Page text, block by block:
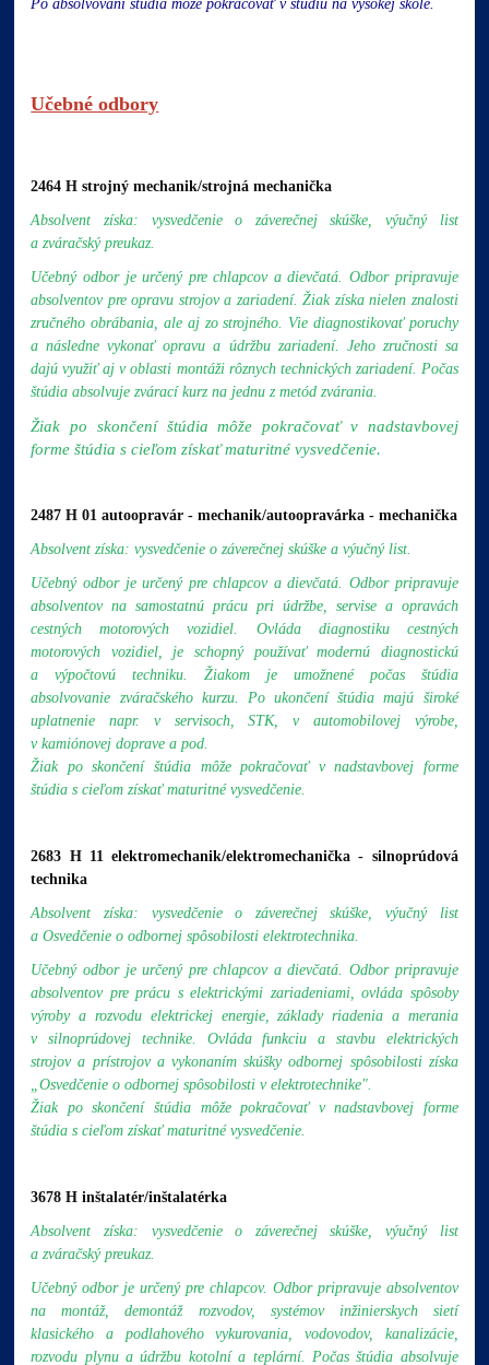
Po absolvovaní štúdia môže pokračovať v štúdiu na vysokej škole.
Učebné odbory
2464 H strojný mechanik/strojná mechanička
Absolvent získa: vysvedčenie o záverečnej skúške, výučný list
a zváračský preukaz.
Učebný odbor je určený pre chlapcov a dievčatá.
Odbor pripravuje
absolventov pre opravu strojov a zariadení. Žiak získa nielen znalosti
zručného obrábania, ale aj zo strojného. Vie diagnostikovať poruchy
a následne vykonať opravu a údržbu zariadení. Jeho zručnosti sa
dajú využiť aj v oblasti montáži rôznych technických zariadení. Počas
štúdia absolvuje zvárací kurz na jednu z metód zvárania.
Žiak po skončení štúdia môže pokračovať v nadstavbovej
forme štúdia s cieľom získať maturitné vysvedčenie.
2487 H 01 autoopravár - mechanik/autoopravárka - mechanička
Absolvent získa: vysvedčenie o záverečnej skúške a výučný list.
Učebný odbor je určený pre chlapcov a dievčatá.
Odbor pripravuje
absolventov na samostatnú prácu pri údržbe, servise a opravách
cestných motorových vozidiel. Ovláda diagnostiku cestných
motorových vozidiel, je schopný používať modernú diagnostickú
a výpočtovú techniku. Žiakom je umožnené počas štúdia
absolvovanie zváračského kurzu. Po ukončení štúdia majú široké
uplatnenie napr. v servisoch, STK, v automobilovej výrobe,
v kamiónovej doprave a pod.
Žiak po skončení štúdia môže pokračovať v nadstavbovej forme
štúdia s cieľom získať maturitné vysvedčenie.
2683 H 11 elektromechanik/elektromechanička - silnoprúdová
technika
Absolvent získa: vysvedčenie o záverečnej skúške, výučný list
a Osvedčenie o odbornej spôsobilosti elektrotechnika.
Učebný odbor je určený pre chlapcov a dievčatá.
Odbor pripravuje
absolventov pre prácu s elektrickými zariadeniami, ovláda spôsoby
výroby a rozvodu elektrickej energie, základy riadenia a merania
v silnoprúdovej technike. Ovláda funkciu a stavbu elektrických
strojov a prístrojov a vykonaním skúšky odbornej spôsobilosti získa
„Osvedčenie o odbornej spôsobilosti v elektrotechnike".
Žiak po skončení štúdia môže pokračovať v nadstavbovej forme
štúdia s cieľom získať maturitné vysvedčenie.
3678 H inštalatér/inštalatérka
Absolvent získa: vysvedčenie o záverečnej skúške, výučný list
a zváračský preukaz.
Učebný odbor je určený pre chlapcov. Odbor pripravuje absolventov
na montáž, demontáž rozvodov, systémov inžinierskych sietí
klasického a podlahového vykurovania, vodovodov, kanalizácie,
rozvodu plynu a údržbu kotolní a teplární. Počas štúdia absolvuje